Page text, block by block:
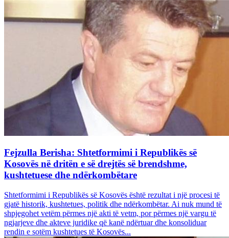
Fejzulla Berisha: Shtetformimi i Republikës së
Kosovës në dritën e së drejtës së brendshme,
kushtetuese dhe ndërkombëtare
Shtetformimi i Republikës së Kosovës është rezultat i një procesi të
gjatë historik, kushtetues, politik dhe ndërkombëtar. Ai nuk mund të
shpjegohet vetëm përmes një akti të vetm, por përmes një vargu të
ngjarjeve dhe akteve juridike që kanë ndërtuar dhe konsoliduar
rendin e sotëm kushtetues të Kosovës...